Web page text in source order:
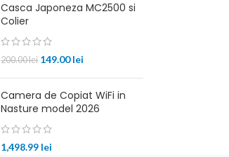
Casca Japoneza MC2500 si
Colier
200.00lei 149.00lei
Camera de Copiat WiFi in
Nasture model 2026
1,498.99 lei